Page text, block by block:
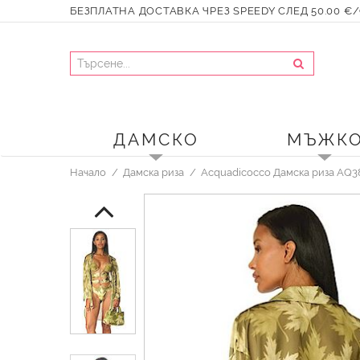
БЕЗПЛАТНА ДОСТАВКА ЧРЕЗ SPEEDY СЛЕД 50.00 €/
ДАМСКО
Начало Дамска риза Acquadicocco Дамска риза